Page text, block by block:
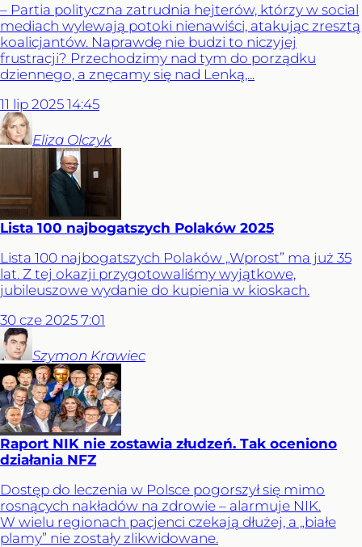
– Partia polityczna zatrudnia hejterów, którzy w social
mediach wylewają potoki nienawiści, atakując zresztą
koalicjantów. Naprawdę nie budzi to niczyjej
frustracji? Przechodzimy nad tym do porządku
dziennego, a znęcamy się nad Lenką,...
11 lip 2025 14:45
Eliza Olczyk
Lista 100 najbogatszych Polaków 2025
Lista 100 najbogatszych Polaków „Wprost” ma już 35
lat. Z tej okazji przygotowaliśmy wyjątkowe,
jubileuszowe wydanie do kupienia w kioskach.
30 cze 2025 7:01
Szymon Krawiec
Raport NIK nie zostawia złudzeń. Tak oceniono
działania NFZ
Dostęp do leczenia w Polsce pogorszył się mimo
rosnących nakładów na zdrowie – alarmuje NIK.
W wielu regionach pacjenci czekają dłużej, a „białe
plamy” nie zostały zlikwidowane.